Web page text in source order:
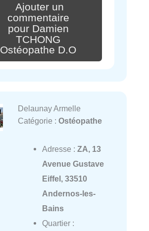
Ajouter un
commentaire
pour Damien
TCHONG
Ostéopathe D.O
Delaunay Armelle
Catégorie : Ostéopathe
Adresse : ZA, 13
Avenue Gustave
Eiffel, 33510
Andernos-les-
Bains
Quartier :